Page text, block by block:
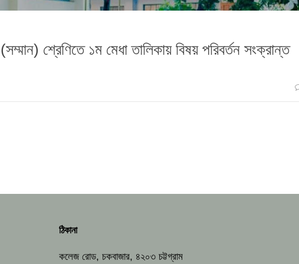
শ্রেণিতে ১ম মেধা তালিকায় বিষয় পরিবর্তন সংক্রান্ত
ঠিকানা
কলেজ রোড, চকবাজার, ৪২০৩ চট্টগ্রাম